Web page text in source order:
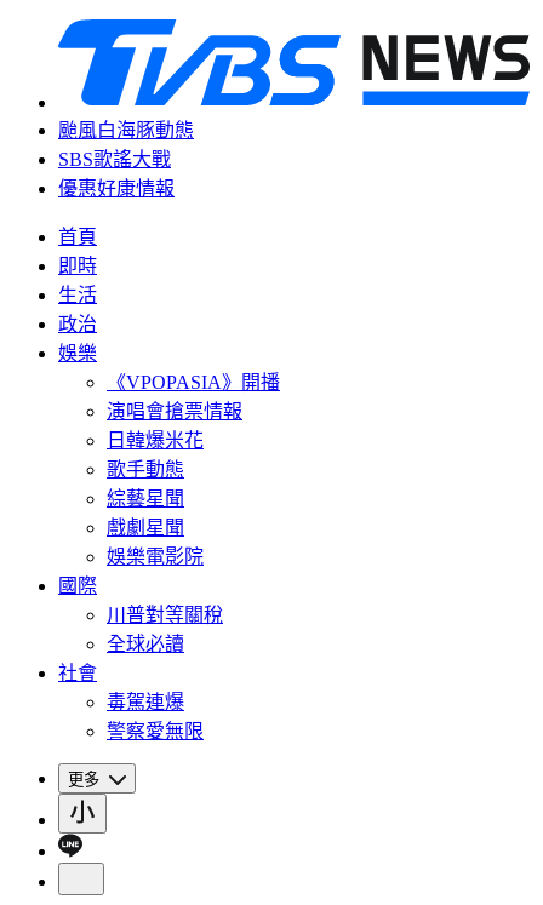
颱風白海豚動態
SBS歌謠大戰
優惠好康情報
首頁
即時
生活
政治
娛樂
《VPOPASIA》開播
演唱會搶票情報
日韓爆米花
歌手動態
綜藝星聞
戲劇星聞
娛樂電影院
國際
川普對等關稅
全球必讀
社會
毒駕連爆
警察愛無限
更多